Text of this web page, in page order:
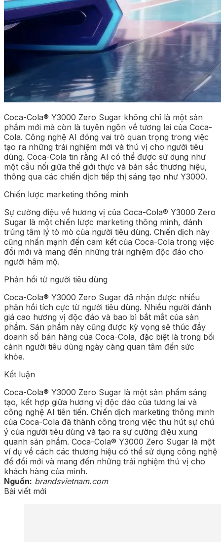
Coca-Cola® Y3000 Zero Sugar không chỉ là một sản
phẩm mới mà còn là tuyên ngôn về tương lai của Coca-
Cola. Công nghệ AI đóng vai trò quan trọng trong việc
tạo ra những trải nghiệm mới và thú vị cho người tiêu
dùng. Coca-Cola tin rằng AI có thể được sử dụng như
một cầu nối giữa thế giới thực và bản sắc thương hiệu,
thông qua các chiến dịch tiếp thị sáng tạo như Y3000.
Chiến lược marketing thông minh
Sự cường điệu về hương vị của Coca-Cola® Y3000 Zero
Sugar là một chiến lược marketing thông minh, đánh
trúng tâm lý tò mò của người tiêu dùng. Chiến dịch này
cũng nhấn mạnh đến cam kết của Coca-Cola trong việc
đổi mới và mang đến những trải nghiệm độc đáo cho
người hâm mộ.
Phản hồi từ người tiêu dùng
Coca-Cola® Y3000 Zero Sugar đã nhận được nhiều
phản hồi tích cực từ người tiêu dùng. Nhiều người đánh
giá cao hương vị độc đáo và bao bì bắt mắt của sản
phẩm. Sản phẩm này cũng được kỳ vọng sẽ thúc đẩy
doanh số bán hàng của Coca-Cola, đặc biệt là trong bối
cảnh người tiêu dùng ngày càng quan tâm đến sức
khỏe.
Kết luận
Coca-Cola® Y3000 Zero Sugar là một sản phẩm sáng
tạo, kết hợp giữa hương vị độc đáo của tương lai và
công nghệ AI tiên tiến. Chiến dịch marketing thông minh
của Coca-Cola đã thành công trong việc thu hút sự chú
ý của người tiêu dùng và tạo ra sự cường điệu xung
quanh sản phẩm. Coca-Cola® Y3000 Zero Sugar là một
ví dụ về cách các thương hiệu có thể sử dụng công nghệ
để đổi mới và mang đến những trải nghiệm thú vị cho
khách hàng của mình.
Nguồn: brandsvietnam.com
Bài viết mới